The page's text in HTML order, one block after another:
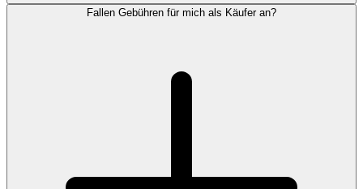
Fallen Gebühren für mich als Käufer an?